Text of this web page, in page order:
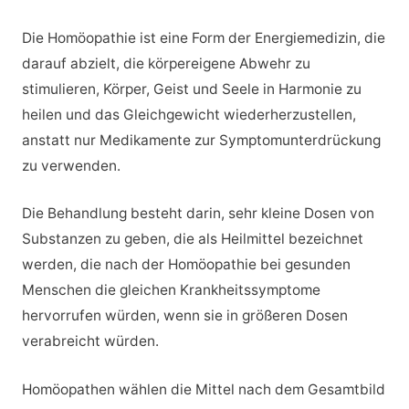
Die Homöopathie ist eine Form der Energiemedizin, die
darauf abzielt, die körpereigene Abwehr zu
stimulieren, Körper, Geist und Seele in Harmonie zu
heilen und das Gleichgewicht wiederherzustellen,
anstatt nur Medikamente zur Symptomunterdrückung
zu verwenden.
Die Behandlung besteht darin, sehr kleine Dosen von
Substanzen zu geben, die als Heilmittel bezeichnet
werden, die nach der Homöopathie bei gesunden
Menschen die gleichen Krankheitssymptome
hervorrufen würden, wenn sie in größeren Dosen
verabreicht würden.
Homöopathen wählen die Mittel nach dem Gesamtbild